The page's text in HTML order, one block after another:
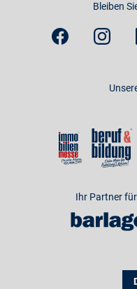
Bleiben
Ihr Partner